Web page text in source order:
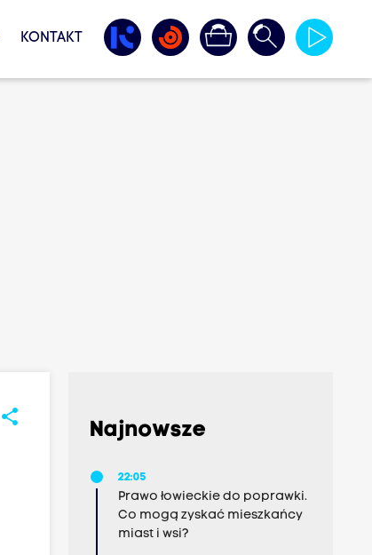
KONTAKT
share
Najnowsze
22:05
Prawo łowieckie do poprawki.
Co mogą zyskać mieszkańcy
miast i wsi?